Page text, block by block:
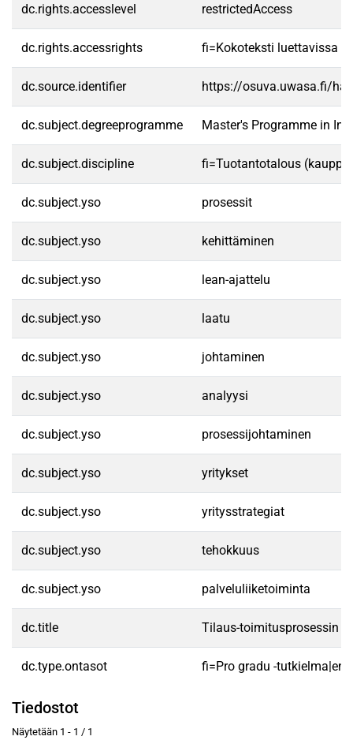
dc.rights.accesslevel restrictedAccess
dc.rights.accessrights fi=Kokoteksti luettavissa
dc.source.identifier https://osuva.uwasa.fi/
dc.subject.degreeprogramme Master's Programme in
dc.subject.discipline fi=Tuotantotalous
dc.subject.yso prosessit
dc.subject.yso kehittäminen
dc.subject.yso lean-ajattelu
dc.subject.yso laatu
dc.subject.yso johtaminen
dc.subject.yso analyysi
dc.subject.yso prosessijohtaminen
dc.subject.yso yritykset
dc.subject.yso yritysstrategiat
dc.subject.yso tehokkuus
dc.subject.yso palveluliiketoiminta
dc.title Tilaus-toimitusprosessin
dc.type.ontasot fi=Pro gradu -
Tiedostot
Näytetään 1 - 1 / 1